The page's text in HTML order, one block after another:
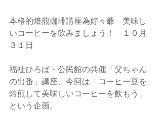
本格的焙煎珈琲講座為好々爺　美味し
いコーヒーを飲みましょう！　１０月
３１日
福祉ひろば・公民館の共催「父ちゃん
の出番」講座、今回は「コーヒー豆を
焙煎して美味しいコーヒーを飲もう」
という企画。